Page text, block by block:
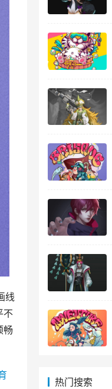
线
不
畅
热门搜索